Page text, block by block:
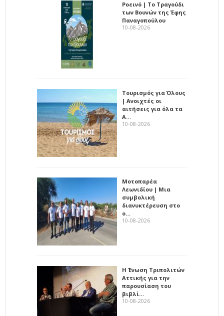
Ροεινό | Το Τραγούδι
των Βουνών της Έφης
Παναγοπούλου
10-08-2026
Τουρισμός για Όλους
| Ανοιχτές οι
αιτήσεις για όλα τα
Α…
10-08-2026
Μοτοπαρέα
Λεωνιδίου | Μια
συμβολική
διανυκτέρευση στο
ο…
10-08-2026
Η Ένωση Τριπολιτών
Αττικής για την
παρουσίαση του
βιβλί…
10-08-2026